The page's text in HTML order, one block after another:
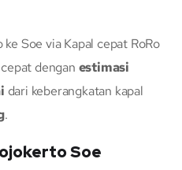
Soe via Kapal cepat RoRo
dengan estimasi
dari keberangkatan kapal
.
Soe